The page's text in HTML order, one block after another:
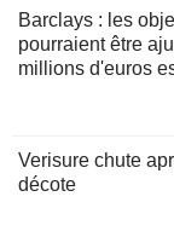
Barclays : les
pourraient être
millions d'euros
Verisure chute
décote